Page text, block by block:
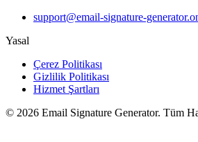
support@email-signature-
Yasal
Çerez Politikası
Gizlilik Politikası
Hizmet Şartları
© 2026 Email Signature Generator. Tüm